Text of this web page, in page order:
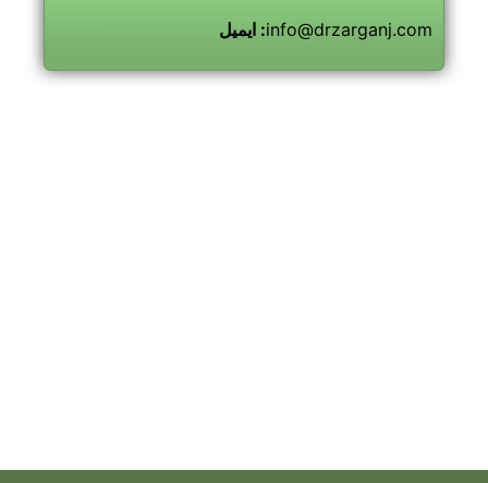
ایمیل :info@drzarganj.com